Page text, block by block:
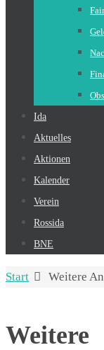
Ida
Aktuelles
Aktionen
Kalender
Verein
Rossida
BNE
Start Weitere
Weitere